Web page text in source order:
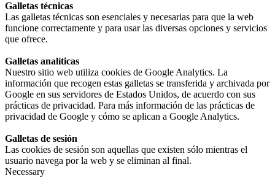
Galletas técnicas
Las galletas técnicas son esenciales y necesarias para que la web
funcione correctamente y para usar las diversas opciones y servicios
que ofrece.
Galletas analíticas
Nuestro sitio web utiliza cookies de Google Analytics. La
información que recogen estas galletas se transferida y archivada por
Google en sus servidores de Estados Unidos, de acuerdo con sus
prácticas de privacidad. Para más información de las prácticas de
privacidad de Google y cómo se aplican a Google Analytics.
Galletas de sesión
Las cookies de sesión son aquellas que existen sólo mientras el
usuario navega por la web y se eliminan al final.
Necessary